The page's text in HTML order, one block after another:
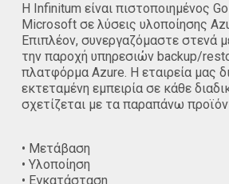
H Infinitum είναι πιστοποιημένος
Microsoft σε λύσεις υλοποίησης
Επιπλέον, συνεργαζόμαστε στενά
την παροχή υπηρεσιών backup/
πλατφόρμα Azure. Η εταιρεία μας
εκτεταμένη εμπειρία σε κάθε
σχετίζεται με τα παραπάνω
• Μετάβαση
• Υλοποίηση
• Εγκατάσταση